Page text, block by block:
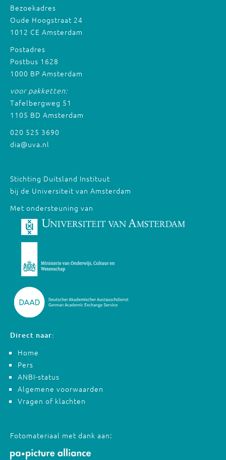
Bezoekadres
Oude Hoogstraat 24
1012 CE Amsterdam
Postadres
Postbus 1628
1000 BP Amsterdam
voor pakketten:
Tafelbergweg 51
1105 BD Amsterdam
020 525 3690
dia@uva.nl
Stichting Duitsland Instituut
bij de Universiteit van Amsterdam
Met ondersteuning van
Direct naar:
Home
Pers
ANBI-status
Algemene voorwaarden
Vragen of klachten
Fotomateriaal met dank aan: